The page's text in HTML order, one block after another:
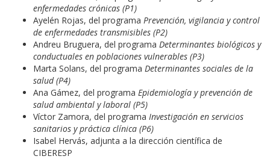
enfermedades crónicas (P1)
Ayelén Rojas, del programa Prevención, vigilancia y control
de enfermedades transmisibles (P2)
Andreu Bruguera, del programa Determinantes biológicos y
conductuales en poblaciones vulnerables (P3)
Marta Solans, del programa Determinantes sociales de la
salud (P4)
Ana Gámez, del programa Epidemiología y prevención de
salud ambiental y laboral (P5)
Víctor Zamora, del programa Investigación en servicios
sanitarios y práctica clínica (P6)
Isabel Hervás, adjunta a la dirección científica de
CIBERESP